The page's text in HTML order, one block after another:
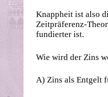
Knappheit ist also
Zeitpräferenz-
fundierter ist.
Wie wird der Zins
A) Zins als Entgelt